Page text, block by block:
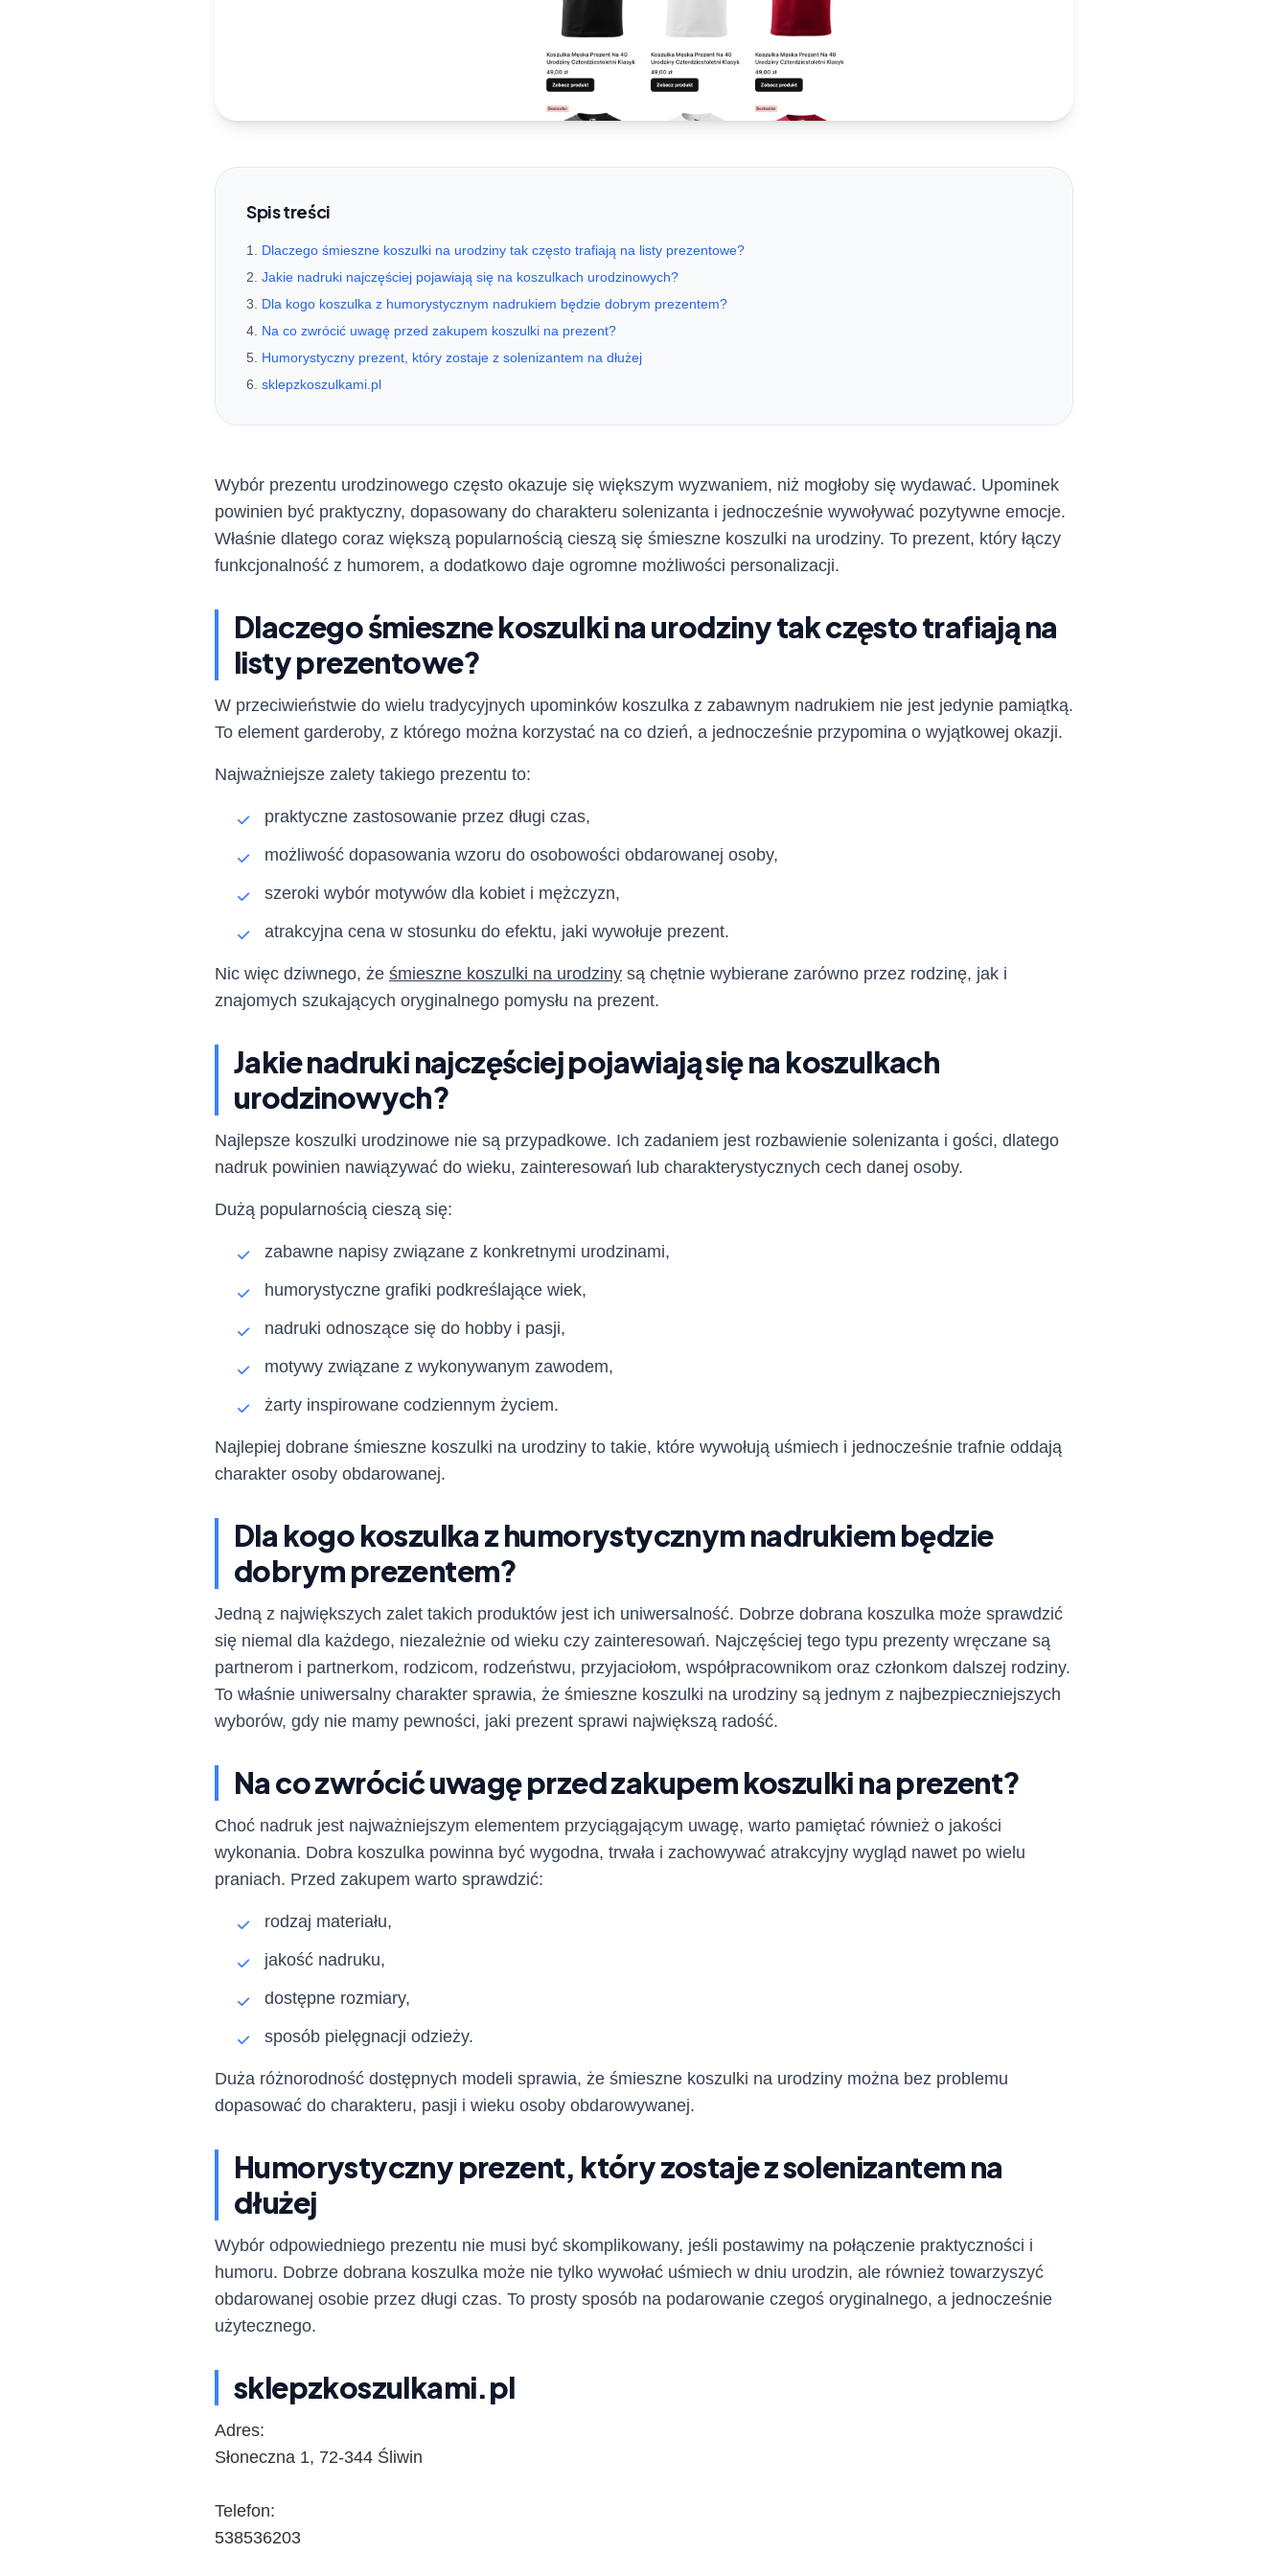
Spis treści
Dlaczego śmieszne koszulki na urodziny tak często trafiają na listy prezentowe?
Jakie nadruki najczęściej pojawiają się na koszulkach urodzinowych?
Dla kogo koszulka z humorystycznym nadrukiem będzie dobrym prezentem?
Na co zwrócić uwagę przed zakupem koszulki na prezent?
Humorystyczny prezent, który zostaje z solenizantem na dłużej
sklepzkoszulkami.pl
Wybór prezentu urodzinowego często okazuje się większym wyzwaniem, niż mogłoby się wydawać. Upominek
powinien być praktyczny, dopasowany do charakteru solenizanta i jednocześnie wywoływać pozytywne emocje.
Właśnie dlatego coraz większą popularnością cieszą się śmieszne koszulki na urodziny. To prezent, który łączy
funkcjonalność z humorem, a dodatkowo daje ogromne możliwości personalizacji.
Dlaczego śmieszne koszulki na urodziny tak często trafiają na
listy prezentowe?
W przeciwieństwie do wielu tradycyjnych upominków koszulka z zabawnym nadrukiem nie jest jedynie pamiątką.
To element garderoby, z którego można korzystać na co dzień, a jednocześnie przypomina o wyjątkowej okazji.
Najważniejsze zalety takiego prezentu to:
praktyczne zastosowanie przez długi czas,
możliwość dopasowania wzoru do osobowości obdarowanej osoby,
szeroki wybór motywów dla kobiet i mężczyzn,
atrakcyjna cena w stosunku do efektu, jaki wywołuje prezent.
Nic więc dziwnego, że śmieszne koszulki na urodziny są chętnie wybierane zarówno przez rodzinę, jak i
znajomych szukających oryginalnego pomysłu na prezent.
Jakie nadruki najczęściej pojawiają się na koszulkach
urodzinowych?
Najlepsze koszulki urodzinowe nie są przypadkowe. Ich zadaniem jest rozbawienie solenizanta i gości, dlatego
nadruk powinien nawiązywać do wieku, zainteresowań lub charakterystycznych cech danej osoby.
Dużą popularnością cieszą się:
zabawne napisy związane z konkretnymi urodzinami,
humorystyczne grafiki podkreślające wiek,
nadruki odnoszące się do hobby i pasji,
motywy związane z wykonywanym zawodem,
żarty inspirowane codziennym życiem.
Najlepiej dobrane śmieszne koszulki na urodziny to takie, które wywołują uśmiech i jednocześnie trafnie oddają
charakter osoby obdarowanej.
Dla kogo koszulka z humorystycznym nadrukiem będzie
dobrym prezentem?
Jedną z największych zalet takich produktów jest ich uniwersalność. Dobrze dobrana koszulka może sprawdzić
się niemal dla każdego, niezależnie od wieku czy zainteresowań. Najczęściej tego typu prezenty wręczane są
partnerom i partnerkom, rodzicom, rodzeństwu, przyjaciołom, współpracownikom oraz członkom dalszej rodziny.
To właśnie uniwersalny charakter sprawia, że śmieszne koszulki na urodziny są jednym z najbezpieczniejszych
wyborów, gdy nie mamy pewności, jaki prezent sprawi największą radość.
Na co zwrócić uwagę przed zakupem koszulki na prezent?
Choć nadruk jest najważniejszym elementem przyciągającym uwagę, warto pamiętać również o jakości
wykonania. Dobra koszulka powinna być wygodna, trwała i zachowywać atrakcyjny wygląd nawet po wielu
praniach. Przed zakupem warto sprawdzić:
rodzaj materiału,
jakość nadruku,
dostępne rozmiary,
sposób pielęgnacji odzieży.
Duża różnorodność dostępnych modeli sprawia, że śmieszne koszulki na urodziny można bez problemu
dopasować do charakteru, pasji i wieku osoby obdarowywanej.
Humorystyczny prezent, który zostaje z solenizantem na
dłużej
Wybór odpowiedniego prezentu nie musi być skomplikowany, jeśli postawimy na połączenie praktyczności i
humoru. Dobrze dobrana koszulka może nie tylko wywołać uśmiech w dniu urodzin, ale również towarzyszyć
obdarowanej osobie przez długi czas. To prosty sposób na podarowanie czegoś oryginalnego, a jednocześnie
użytecznego.
sklepzkoszulkami.pl
Adres:
Słoneczna 1, 72-344 Śliwin
Telefon:
538536203